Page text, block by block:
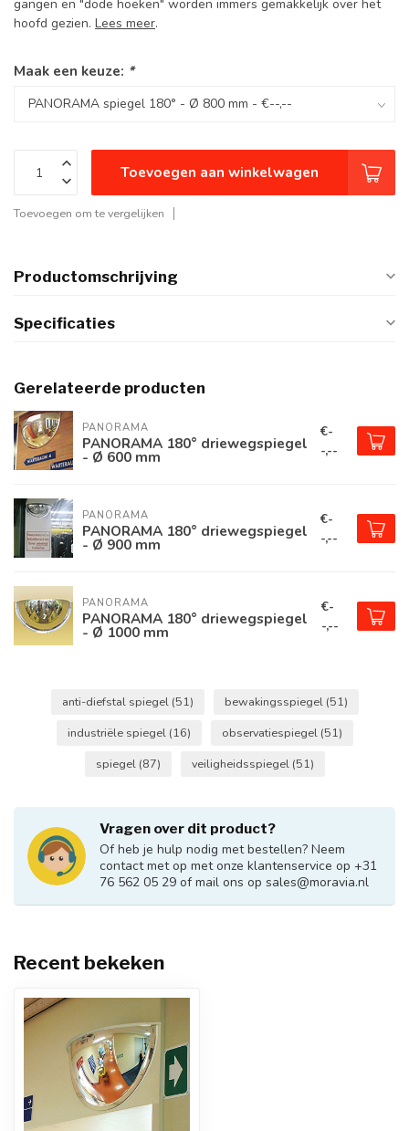
gangen en "dode hoeken" worden immers gemakkelijk over het
hoofd gezien. Lees meer.
Maak een keuze: *
Toevoegen aan winkelwagen
Toevoegen om te vergelijken
Productomschrijving
Specificaties
Gerelateerde producten
PANORAMA
PANORAMA 180° driewegspiegel
- Ø 600 mm
€-
-,--
PANORAMA
PANORAMA 180° driewegspiegel
- Ø 900 mm
€-
-,--
PANORAMA
PANORAMA 180° driewegspiegel
- Ø 1000 mm
€-
-,--
anti-diefstal spiegel (51) bewakingsspiegel (51)
industriële spiegel (16) observatiespiegel (51)
spiegel (87) veiligheidsspiegel (51)
Vragen over dit product?
Of heb je hulp nodig met bestellen? Neem
contact met op met onze klantenservice op +31
76 562 05 29 of mail ons op sales@moravia.nl
Recent bekeken